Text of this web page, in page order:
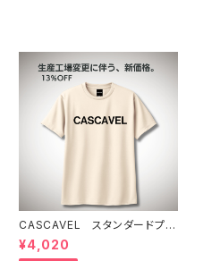
CASCAVEL スタンダードプラ
クティスシャツ ライトベージュ
¥4,020